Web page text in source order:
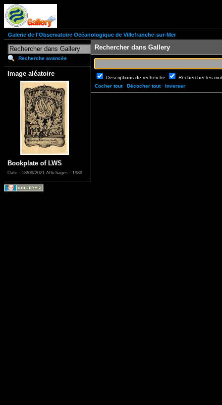
Galerie de l'Observatoire Océanologique de Villefranche-sur-Mer
Recherche avancée
Image aléatoire
Bookplate of LWS
Date : 18/09/2021 Affichages : 1989
Rechercher dans Gallery
Descriptions de recherche
Rechercher les
Cocher tout
Décocher tout Inverser